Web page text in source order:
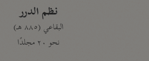
نظم الدرر
البقاعي (٨٨٥ هـ)
نحو ٢٠ مجلدًا